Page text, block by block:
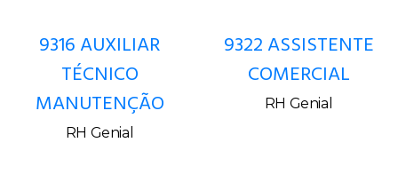
9316 AUXILIAR
TÉCNICO
MANUTENÇÃO
RH Genial
9322 ASSISTENTE
COMERCIAL
RH Genial